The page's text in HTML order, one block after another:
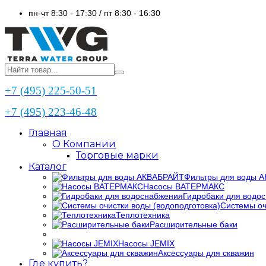
пн-чт 8:30 - 17:30 / пт 8:30 - 16:30
+7 (495) 225-50-51
+7 (495) 223-46-48
Главная
О Компании
Торговые марки
Каталог
Фильтры для воды
Насосы ВАТЕРМАКС
Гидробаки для
Системы
Теплотехника
Расширительные баки
Насосы JEMIX
Аксессуары для скважин
Где купить?